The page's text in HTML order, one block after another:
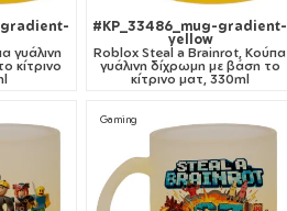
gradient-
γυάλινη
κίτρινο
#KP_33486_mug-gradient-
yellow
Roblox Steal a Brainrot, Κούπα
γυάλινη δίχρωμη με βάση το
κίτρινο ματ, 330ml
Gaming